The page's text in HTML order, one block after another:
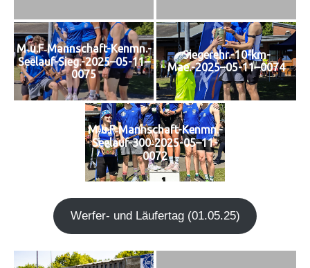
M‑u.F‑Mannschaft-Kenmn.-
Seelauf-Sieg.-2025–05-11–
0075
Siegerehr.-10-km-
Mae.-2025–05-11–0074
M‑u.F‑Mannschaft-Kenmn.-
Seelauf-300‑2025-05–11-
0072
Wer­fer- und Läu­fer­tag (01.05.25)